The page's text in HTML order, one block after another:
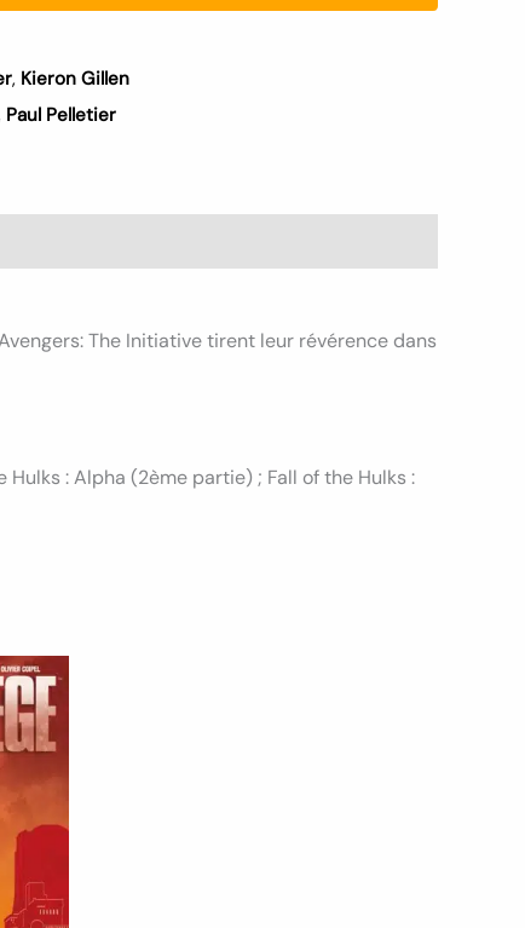
, Kieron Gillen
Paul Pelletier
The Initiative tirent leur révérence dans
: Alpha (2ème partie) ; Fall of the Hulks :